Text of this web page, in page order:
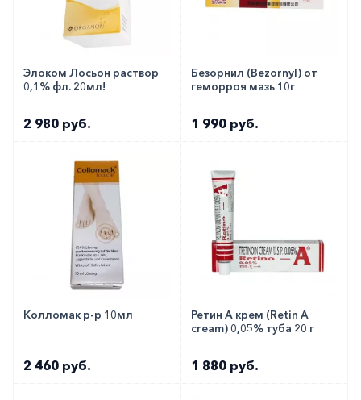
Элоком Лосьон раствор
0,1% фл. 20мл!
2 980 руб.
Безорнил (Bezornyl) от
геморроя мазь 10г
1 990 руб.
Колломак р-р 10мл
2 460 руб.
Ретин А крем (Retin A
cream) 0,05% туба 20 г
1 880 руб.